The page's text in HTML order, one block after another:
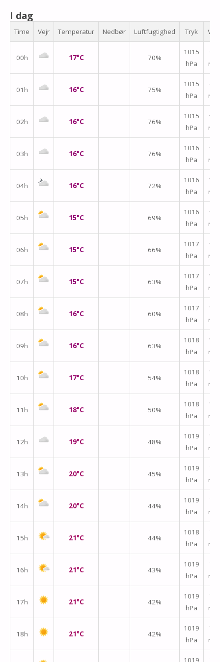
I dag
Time Vejr Temperatur Nedbør Luftfugtighed Tryk
00h 17°C 70%
1015
hPa
↑
m/s
01h 16°C 75%
1015
hPa
↑
m/s
02h 16°C 76%
1015
hPa
↑
m/s
03h 16°C 76%
1016
hPa
↑
m/s
04h 16°C 72%
1016
hPa
↑
m/s
05h 15°C 69%
1016
hPa
↑
m/s
06h 15°C 66%
1017
hPa
↑
m/s
07h 15°C 63%
1017
hPa
↑
m/s
08h 16°C 60%
1017
hPa
↑
m/s
09h 16°C 63%
1018
hPa
↑
m/s
10h 17°C 54%
1018
hPa
↑
m/s
11h 18°C 50%
1018
hPa
↑
m/s
12h 19°C 48%
1019
hPa
↑
m/s
13h 20°C 45%
1019
hPa
↑
m/s
14h 20°C 44%
1019
hPa
↑
m/s
15h 21°C 44%
1018
hPa
↑
m/s
16h 21°C 43%
1019
hPa
↑
m/s
17h 21°C 42%
1019
hPa
↑
m/s
18h 21°C 42%
1019
hPa
↑
m/s
1019 ↑